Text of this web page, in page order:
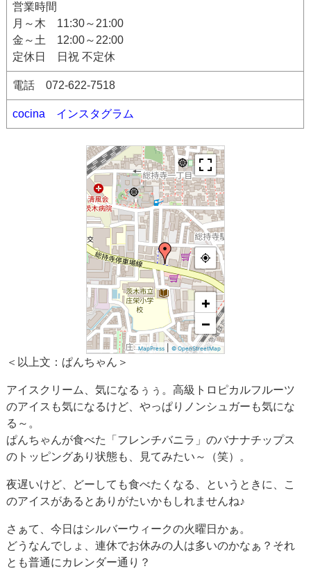
営業時間
月～木 11:30～21:00
金～土 12:00～22:00
定休日 日祝 不定休
電話 072-622-7518
cocina インスタグラム
+
−
MapPress| © OpenStreetMap
＜以上文：ぱんちゃん＞
アイスクリーム、気になるぅぅ。高級トロピカルフルーツ
のアイスも気になるけど、やっぱりノンシュガーも気にな
る～。
ぱんちゃんが食べた「フレンチバニラ」のバナナチップス
のトッピングあり状態も、見てみたい～（笑）。
夜遅いけど、どーしても食べたくなる、というときに、こ
のアイスがあるとありがたいかもしれませんね♪
さぁて、今日はシルバーウィークの火曜日かぁ。
どうなんでしょ、連休でお休みの人は多いのかなぁ？それ
とも普通にカレンダー通り？